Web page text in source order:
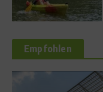
Empfohlen